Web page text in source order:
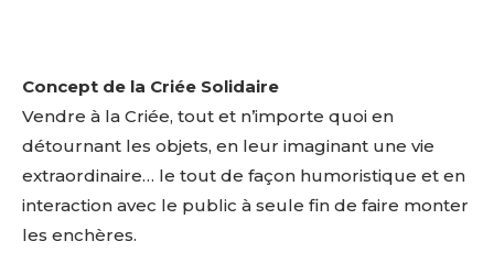
Concept de la Criée Solidaire
Vendre à la Criée, tout et n’importe quoi en
détournant les objets, en leur imaginant une vie
extraordinaire… le tout de façon humoristique et en
interaction avec le public à seule fin de faire monter
les enchères.